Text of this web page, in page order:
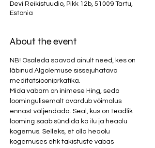
Devi Reikistuudio, Pikk 12b, 51009 Tartu,
Estonia
About the event
NB! Osaleda saavad ainult need, kes on
läbinud Algolemuse sissejuhatava
meditatsiooniprkatika.
Mida vabam on inimese Hing, seda
loomingulisemalt avardub võimalus
ennast väljendada. Seal, kus on teadlik
looming saab sündida ka ilu ja heaolu
kogemus. Selleks, et olla heaolu
kogemuses ehk takistuste vabas